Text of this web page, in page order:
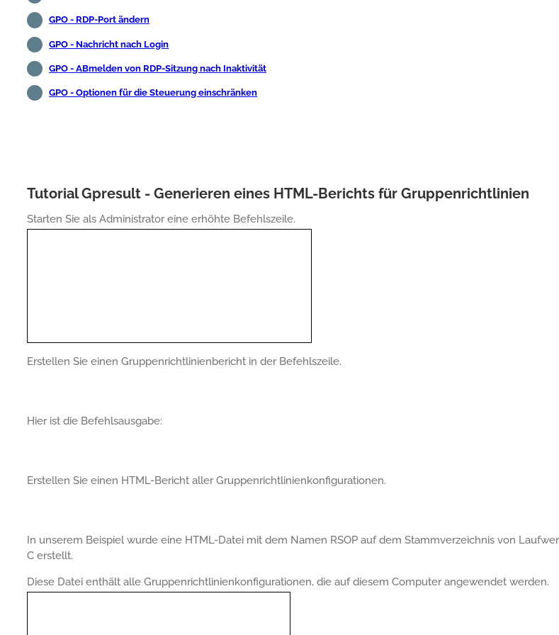
GPO - RDP-Port ändern
GPO - Nachricht nach Login
GPO - ABmelden von RDP-Sitzung nach Inaktivität
GPO - Optionen für die Steuerung einschränken
Tutorial Gpresult - Generieren eines HTML-Berichts für Gruppenrichtlinien
Starten Sie als Administrator eine erhöhte Befehlszeile.
Erstellen Sie einen Gruppenrichtlinienbericht in der Befehlszeile.
Hier ist die Befehlsausgabe:
Erstellen Sie einen HTML-Bericht aller Gruppenrichtlinienkonfigurationen.
In unserem Beispiel wurde eine HTML-Datei mit dem Namen RSOP auf dem Stammverzeichnis von
C erstellt.
Diese Datei enthält alle Gruppenrichtlinienkonfigurationen, die auf diesem Computer angewendet werden.